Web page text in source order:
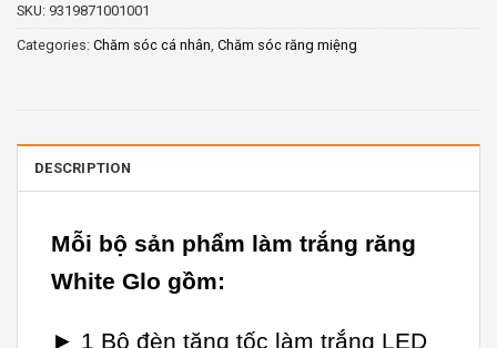
SKU: 9319871001001
Categories: Chăm sóc cá nhân Chăm sóc răng miệng
DESCRIPTION
Mỗi bộ sản phẩm làm trắng răng
White Glo gồm:
► 1 Bộ đèn tăng tốc làm trắng LED